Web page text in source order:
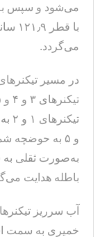
می‌شود و سپس
می‌گردد.
به‌صورت ثقلی
باطله هدایت
آب سرریز
خمیری به سمت